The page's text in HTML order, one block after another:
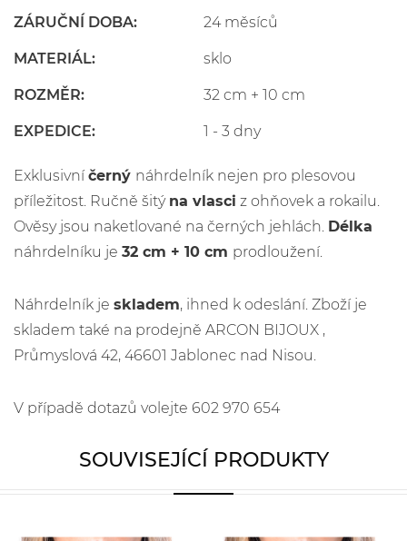
ZÁRUČNÍ DOBA: 24 měsíců
MATERIÁL: sklo
ROZMĚR: 32 cm + 10 cm
EXPEDICE: 1 - 3 dny
Exklusivníčerný náhrdelník nejen pro plesovou
příležitost. Ručně šitý na vlasci z ohňovek a rokailu.
Ověsy jsou naketlované na černých jehlách. Délka
náhrdelníku je 32 cm + 10 cm prodloužení.
Náhrdelník je skladem, ihned k odeslání. Zboží je
skladem také na prodejně ARCON BIJOUX ,
Průmyslová 42, 46601 Jablonec nad Nisou.
V případě dotazů volejte 602 970 654
SOUVISEJÍCÍ PRODUKTY